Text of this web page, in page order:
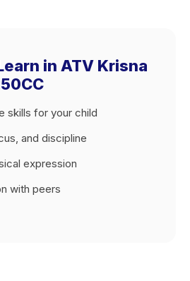
in ATV Krisna
skills for your child
and discipline
expression
with peers